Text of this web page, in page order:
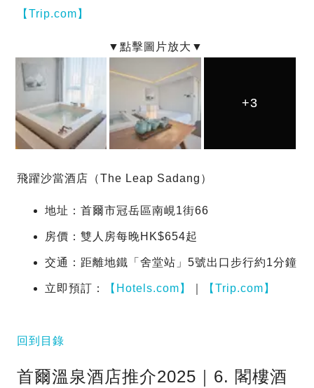
【Trip.com】
+3
+3
+3
飛躍沙當酒店（The Leap Sadang）
地址：首爾市冠岳區南峴1街66
房價：雙人房每晚HK$654起
交通：距離地鐵「舍堂站」5號出口步行約1分鐘
立即預訂： 【Hotels.com】 【Trip.com】
回到目錄
首爾溫泉酒店推介2025｜6. 閣樓酒